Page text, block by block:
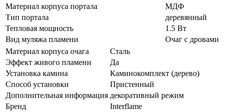
Материал корпуса портала
МДФ
Тип портала
деревянный
Тепловая мощность
1.5 Вт
Вид муляжа пламени
Очаг с дровами
Материал корпуса очага
Сталь
Эффект живого пламени
Да
Установка камина
Каминокомплект (дерево)
Способ установки
Пристенный
Дополнительная информация декоративный режим
Бренд
Interflame